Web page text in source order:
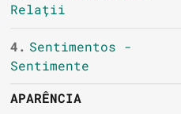
Relații
4. Sentimentos -
Sentimente
APARÊNCIA